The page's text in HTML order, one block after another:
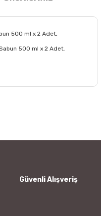
500 ml x 2 Adet,
500 ml x 2 Adet,
Güvenli Alışveriş